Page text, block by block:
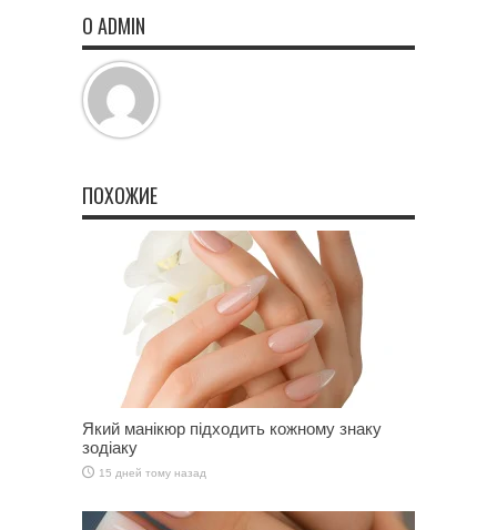
О ADMIN
ПОХОЖИЕ
Який манікюр підходить кожному знаку
зодіаку
15 дней тому назад